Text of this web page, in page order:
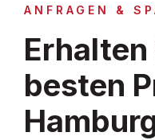
ANFRAGEN &
Erhalten
besten